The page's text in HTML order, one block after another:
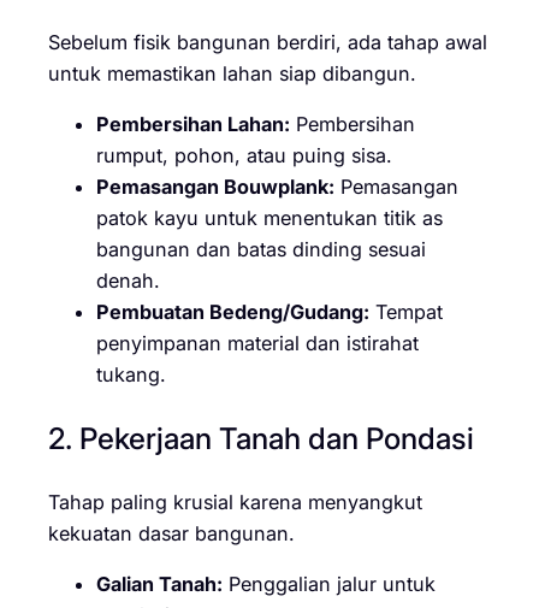
Sebelum fisik bangunan berdiri, ada tahap awal
untuk memastikan lahan siap dibangun.
Pembersihan Lahan: Pembersihan
rumput, pohon, atau puing sisa.
Pemasangan Bouwplank: Pemasangan
patok kayu untuk menentukan titik as
bangunan dan batas dinding sesuai
denah.
Pembuatan Bedeng/Gudang: Tempat
penyimpanan material dan istirahat
tukang.
2. Pekerjaan Tanah dan Pondasi
Tahap paling krusial karena menyangkut
kekuatan dasar bangunan.
Galian Tanah: Penggalian jalur untuk